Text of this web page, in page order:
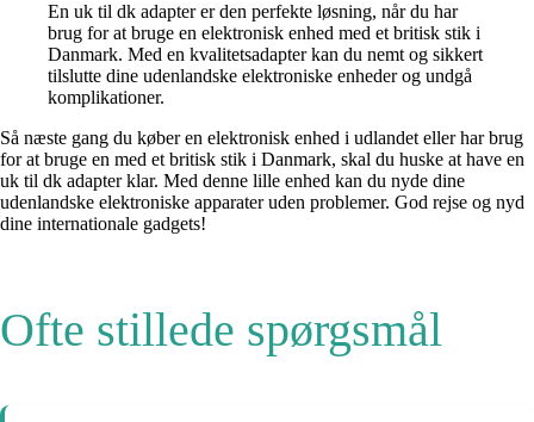
En uk til dk adapter er den perfekte løsning, når du har
brug for at bruge en elektronisk enhed med et britisk stik i
Danmark. Med en kvalitetsadapter kan du nemt og sikkert
tilslutte dine udenlandske elektroniske enheder og undgå
komplikationer.
Så næste gang du køber en elektronisk enhed i udlandet eller har brug
for at bruge en med et britisk stik i Danmark, skal du huske at have en
uk til dk adapter klar. Med denne lille enhed kan du nyde dine
udenlandske elektroniske apparater uden problemer. God rejse og nyd
dine internationale gadgets!
Ofte stillede spørgsmål